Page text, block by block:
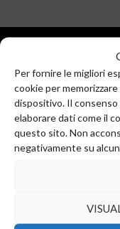
Per fornire le migliori
cookie per
dispositivo. Il
elaborare dati come il
questo sito. Non
negativamente su
Sede legale e
Via Valera, 6
F. +39 02 45508472
info@diba-srl.com